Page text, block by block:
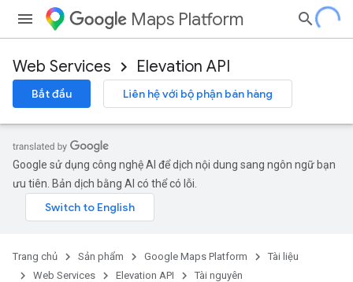
Maps Platform
Web Services Elevation API
Bắt đầu Liên hệ với bộ phận bán hàng
Google sử dụng công nghệ AI để dịch nội dung sang ngôn ngữ bạn
ưu tiên. Bản dịch bằng AI có thể có lỗi.
Trang chủ Sản phẩm Google Maps Platform
Tài liệu
Web Services
Elevation API Tài nguyên